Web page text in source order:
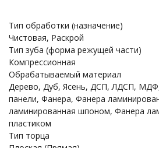
Тип обработки (назначение)
Чистовая, Раскрой
Тип зуба (форма режущей части)
Компрессионная
Обрабатываемый материал
Дерево, Дуб, Ясень, ДСП, ЛДСП,
панели, Фанера, Фанера
ламинированная шпоном, Фанера
пластиком
Тип торца